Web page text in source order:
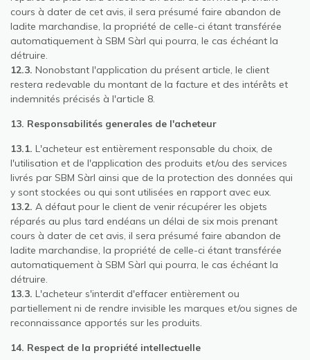
cours à dater de cet avis, il sera présumé faire abandon de
ladite marchandise, la propriété de celle-ci étant transférée
automatiquement à SBM Sàrl qui pourra, le cas échéant la
détruire.
12.3. Nonobstant l'application du présent article, le client
restera redevable du montant de la facture et des intérêts et
indemnités précisés à l'article 8.
13. Responsabilités generales de l'acheteur
13.1. L'acheteur est entièrement responsable du choix, de
l'utilisation et de l'application des produits et/ou des services
livrés par SBM Sàrl ainsi que de la protection des données qui
y sont stockées ou qui sont utilisées en rapport avec eux.
13.2. A défaut pour le client de venir récupérer les objets
réparés au plus tard endéans un délai de six mois prenant
cours à dater de cet avis, il sera présumé faire abandon de
ladite marchandise, la propriété de celle-ci étant transférée
automatiquement à SBM Sàrl qui pourra, le cas échéant la
détruire.
13.3. L'acheteur s'interdit d'effacer entièrement ou
partiellement ni de rendre invisible les marques et/ou signes de
reconnaissance apportés sur les produits.
14. Respect de la propriété intellectuelle